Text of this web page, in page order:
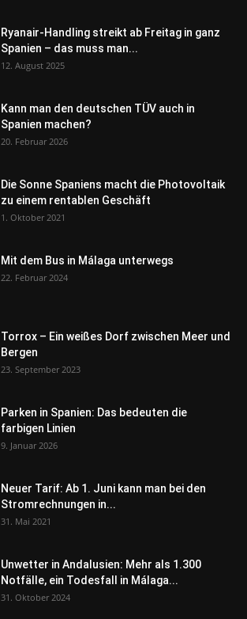
Ryanair-Handling streikt ab Freitag in ganz
Spanien – das muss man...
12. August 2025
Kann man den deutschen TÜV auch in
Spanien machen?
20. Februar 2026
Die Sonne Spaniens macht die Photovoltaik
zu einem rentablen Geschäft
1. Oktober 2021
Mit dem Bus in Málaga unterwegs
22. Februar 2024
Torrox – Ein weißes Dorf zwischen Meer und
Bergen
23. September 2023
Parken in Spanien: Das bedeuten die
farbigen Linien
9. Januar 2026
Neuer Tarif: Ab 1. Juni kann man bei den
Stromrechnungen in...
31. Mai 2021
Unwetter in Andalusien: Mehr als 1.300
Notfälle, ein Todesfall in Málaga...
31. Oktober 2024